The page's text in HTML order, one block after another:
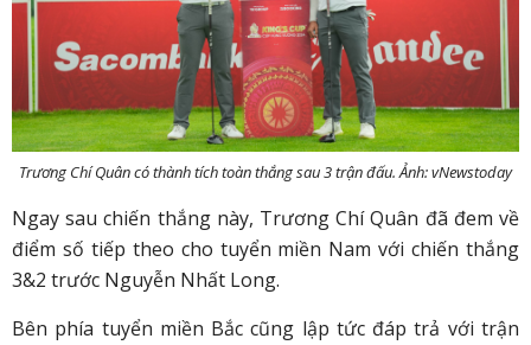
Trương Chí Quân có thành tích toàn thắng sau 3 trận đấu. Ảnh: vNewstoday
Ngay sau chiến thắng này, Trương Chí Quân đã đem về
điểm số tiếp theo cho tuyển miền Nam với chiến thắng
3&2 trước Nguyễn Nhất Long.
Bên phía tuyển miền Bắc cũng lập tức đáp trả với trận